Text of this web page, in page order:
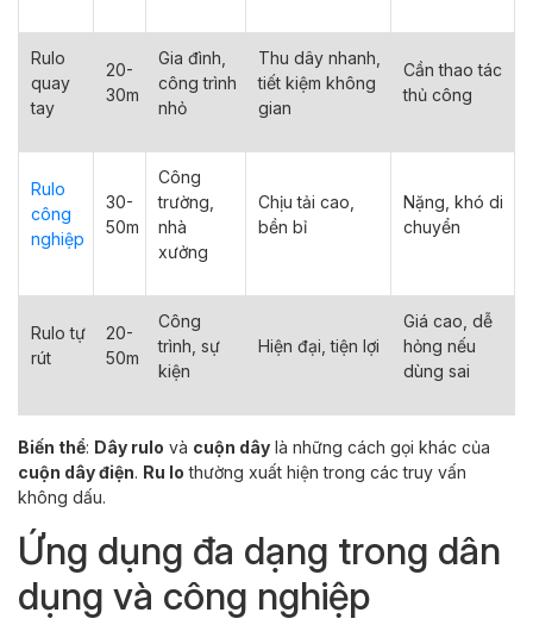
Rulo
quay
tay
20-
30m
Gia đình,
công trình
nhỏ
Thu dây nhanh,
tiết kiệm không
gian
Cần thao tác
thủ công
Rulo
công
nghiệp
30-
50m
Công
trường,
nhà
xưởng
Chịu tải cao,
bền bỉ
Nặng, khó di
chuyển
Rulo tự
rút
20-
50m
Công
trình, sự
kiện
Hiện đại, tiện lợi
Giá cao, dễ
hỏng nếu
dùng sai
Biến thể: Dây rulo và cuộn dây là những cách gọi khác của
cuộn dây điện. Ru lo thường xuất hiện trong các truy vấn
không dấu.
Ứng dụng đa dạng trong dân
dụng và công nghiệp